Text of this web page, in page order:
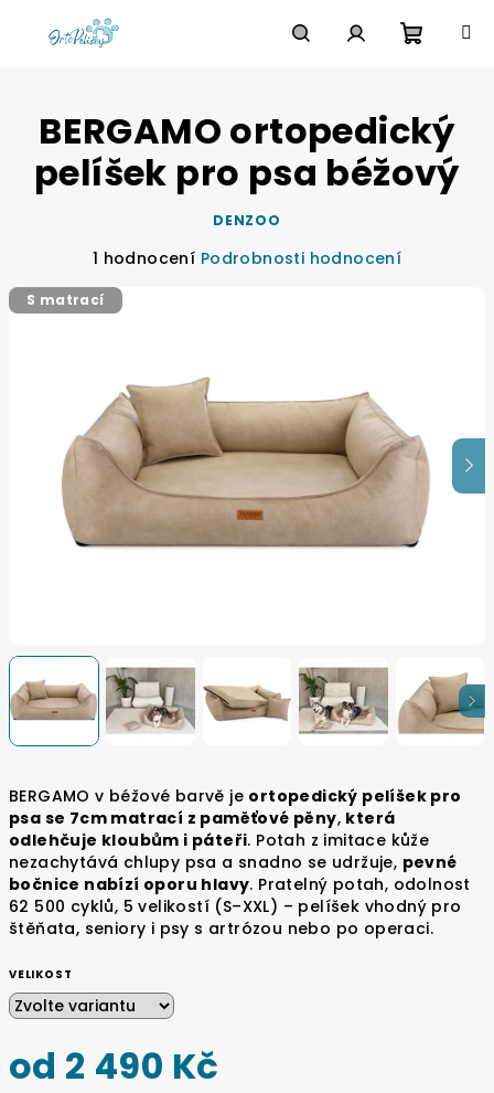
košík
BERGAMO v béžové barvě je ortopedický pelíšek pro
psa se 7cm matrací z paměťové pěny, která
odlehčuje kloubům i páteři. Potah z imitace kůže
nezachytává chlupy psa a snadno se udržuje, pevné
bočnice nabízí oporu hlavy. Pratelný potah, odolnost
62 500 cyklů, 5 velikostí (S–XXL) – pelíšek vhodný pro
štěňata, seniory i psy s artrózou nebo po operaci.
VELIKOST
od 2 490 Kč
BERGAMO ortopedický
pelíšek pro psa béžový
DENZOO
Průměrné
produktu
hvězdiček.
1 hodnocení Podrobnosti hodnocení
S matrací